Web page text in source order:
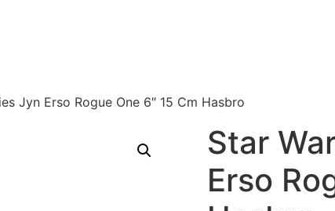
Jyn Erso Rogue One 6″ 15 Cm Hasbro
Star
Erso